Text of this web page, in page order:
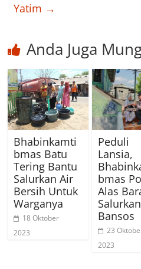
Yatim →
Anda Juga
Bhabinkamti
bmas Batu
Tering Bantu
Salurkan Air
Bersih Untuk
Warganya
18 Oktober
2023
Peduli
Lansia,
bmas
Alas
Salurkan
Bansos
23
2023